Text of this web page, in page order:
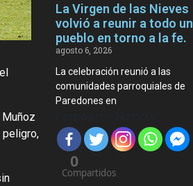
peligro,
La Virgen de las Nieves
volvió a reunir a todo un
pueblo en torno a la fe.
agosto 6, 2026
La celebración reunió a las
comunidades parroquiales de
Paredones en
0
Compartidos